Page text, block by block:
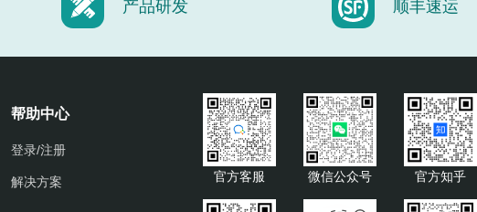
光学导轨
产品研发 顺丰速运
帮助中心
登录/注册
解决方案 官方客服 微信公众号 官方知乎